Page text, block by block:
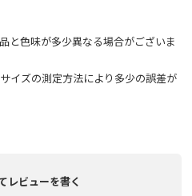
と色味が多少異なる場合がございま
イズの測定方法により多少の誤差が
レビューを書く